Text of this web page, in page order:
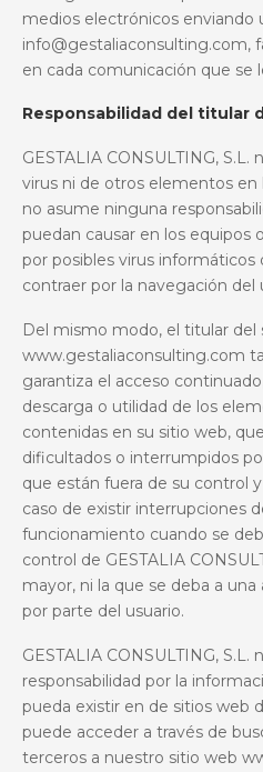
medios electrónicos enviando
info@gestaliaconsulting.com,
en cada comunicación que se
Responsabilidad del titular
GESTALIA CONSULTING,
virus ni de otros elementos en
no asume ninguna
puedan causar en los equipos
por posibles virus informáticos
contraer por la navegación del
Del mismo modo, el titular del
www.gestaliaconsulting.com
garantiza el acceso
descarga o utilidad de los
contenidas en su sitio web,
dificultados o interrumpidos
que están fuera de su control
caso de existir interrupciones
funcionamiento cuando se
control de GESTALIA
mayor, ni la que se deba a
por parte del usuario.
GESTALIA CONSULTING,
responsabilidad por la
pueda existir en de sitios web
puede acceder a través de
terceros a nuestro sitio web